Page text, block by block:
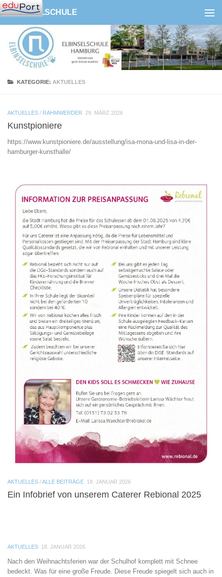
Zum Inhalt springen
ELBINSELSCHULE
KATEGORIE: AKTUELLES
AKTUELLES / RAHMWERDER 29. MÄRZ 2026
Kunstpioniere
https://www.kunstpioniere.de/ausstellung/isa-mona-und-lisa-in-der-
hamburger-kunsthalle/
AKTUELLES /ALLE BEITRÄGE 18. JANUAR 2026
Ein Infobrief von unserem Caterer Rebional 2025
AKTUELLES 18. JANUAR 2026
Nach den Weihnachtsferien war der Schulhof komplett mit Schnee
bedeckt. Was für eine große Freude. Diese Freude spiegelt sich auch in